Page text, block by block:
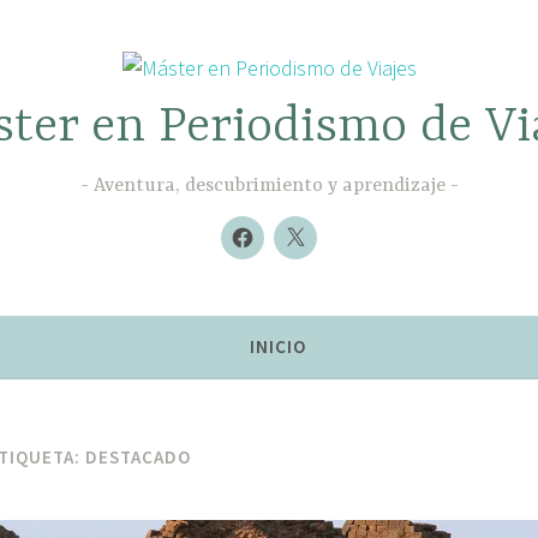
en Periodismo de
Aventura, descubrimiento y aprendizaje
Nuevo
elemento
Nuevo
elemento
INICIO
DESTACADO